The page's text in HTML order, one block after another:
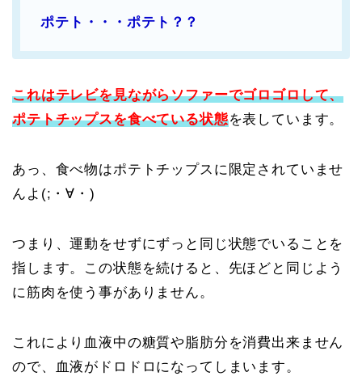
ポテト・・・ポテト？？
これはテレビを見ながらソファーでゴロゴロして、
ポテトチップスを食べている状態を表しています。
あっ、食べ物はポテトチップスに限定されていませ
んよ(;・∀・)
つまり、運動をせずにずっと同じ状態でいることを
指します。この状態を続けると、先ほどと同じよう
に筋肉を使う事がありません。
これにより血液中の糖質や脂肪分を消費出来ません
ので、血液がドロドロになってしまいます。